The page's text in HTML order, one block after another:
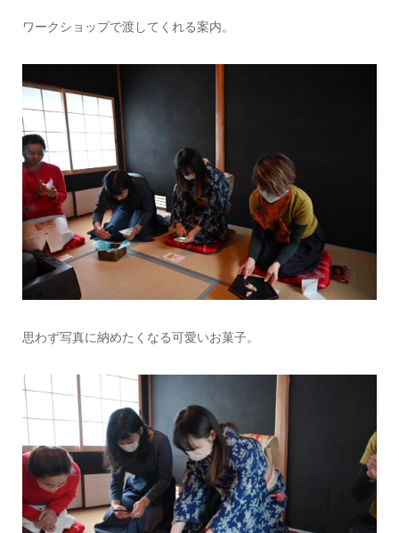
ワークショップで渡してくれる案内。
思わず写真に納めたくなる可愛いお菓子。
情報提供をする！ 広告掲載について